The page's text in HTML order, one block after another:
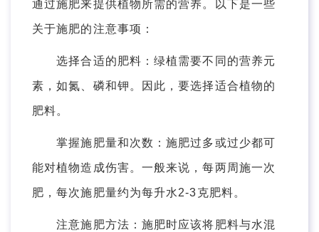
通过施肥来提供植物所需的营养。以下是一些
关于施肥的注意事项：
选择合适的肥料：绿植需要不同的营养元
素，如氮、磷和钾。因此，要选择适合植物的
肥料。
掌握施肥量和次数：施肥过多或过少都可
能对植物造成伤害。一般来说，每两周施一次
肥，每次施肥量约为每升水2-3克肥料。
注意施肥方法：施肥时应该将肥料与水混